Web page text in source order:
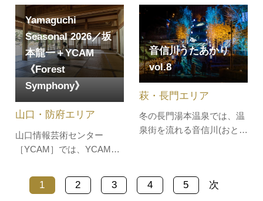
「最も長く続いている野外
彫刻展」として、ギネス世
界記録™に認定されまし
た。2024年秋開催の第30回
展では、28か国183点の応
募作品から入選作品30点が
選ばれ、その中の15点が野
外彫刻とし…
ベントを開催します。歴史
に抱かれた山口の街がクリ
スマス一色に！期間中はイ
ルミネーションが山口をロ
マンチックに演出します。
室町時代に山口…
Yamaguchi
Seasonal 2026／坂
本龍一＋YCAM
《Forest
Symphony》
山口情報芸術センター
［YCAM］では、YCAMが
たインスタレーション作品
を、山口市の中心市街地や
山口・防府エリア
音信川うたあかり
vol.8
冬の長門湯本温泉では、温
泉街を流れる音信川(おとず
灯りイベント「音信川うた
萩・長門エリア
1 2 3 4 5 次